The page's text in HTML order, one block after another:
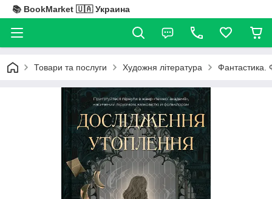
📚 BookMarket 🇺🇦 Украина
Товари та послуги Художня література Фантастика.